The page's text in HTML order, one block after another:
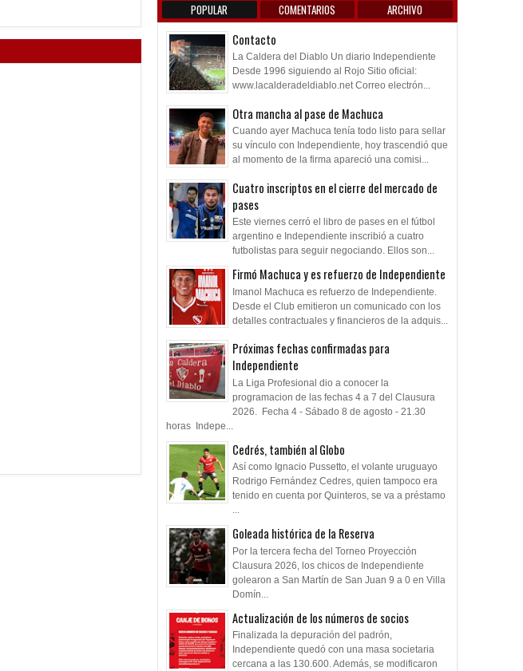
POPULAR COMENTARIOS ARCHIVO
Contacto
La Caldera del Diablo Un diario Independiente
Desde 1996 siguiendo al Rojo Sitio oficial:
www.lacalderadeldiablo.net Correo electrón...
Otra mancha al pase de Machuca
Cuando ayer Machuca tenía todo listo para sellar
su vínculo con Independiente, hoy trascendió que
al momento de la firma apareció una comisi...
Cuatro inscriptos en el cierre del mercado de
pases
Este viernes cerró el libro de pases en el fútbol
argentino e Independiente inscribió a cuatro
futbolistas para seguir negociando. Ellos son...
Firmó Machuca y es refuerzo de Independiente
Imanol Machuca es refuerzo de Independiente.
Desde el Club emitieron un comunicado con los
detalles contractuales y financieros de la adquis...
Próximas fechas confirmadas para
Independiente
La Liga Profesional dio a conocer la
programacion de las fechas 4 a 7 del Clausura
2026. Fecha 4 - Sábado 8 de agosto - 21.30
horas Indepe...
Cedrés, también al Globo
Así como Ignacio Pussetto, el volante uruguayo
Rodrigo Fernández Cedres, quien tampoco era
tenido en cuenta por Quinteros, se va a préstamo
...
Goleada histórica de la Reserva
Por la tercera fecha del Torneo Proyección
Clausura 2026, los chicos de Independiente
golearon a San Martín de San Juan 9 a 0 en Villa
Domín...
Actualización de los números de socios
Finalizada la depuración del padrón,
Independiente quedó con una masa societaria
cercana a las 130.600. Además, se modificaron